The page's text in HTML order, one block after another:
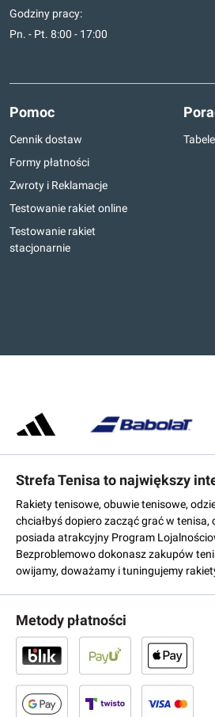
Godziny pracy:
Pn. - Pt. 8:00 - 17:00
Pomoc
Cennik dostaw
Formy płatności
Zwroty i Reklamacje
Testowanie rakiet online
Testowanie rakiet
stacjonarnie
Strefa Tenisa to największy
Rakiety tenisowe, obuwie tenisowe,
chciałbyś dopiero zacząć grać w
posiada atrakcyjny Program
Bezproblemowo dokonasz zakupów
owijamy, doważamy i tuningujemy
Metody płatności